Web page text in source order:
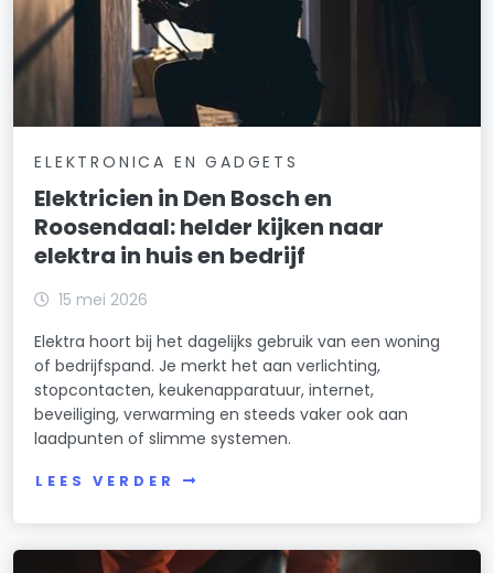
ELEKTRONICA EN GADGETS
Elektricien in Den Bosch en
Roosendaal: helder kijken naar
elektra in huis en bedrijf
15 mei 2026
Elektra hoort bij het dagelijks gebruik van een woning
of bedrijfspand. Je merkt het aan verlichting,
stopcontacten, keukenapparatuur, internet,
beveiliging, verwarming en steeds vaker ook aan
laadpunten of slimme systemen.
LEES VERDER